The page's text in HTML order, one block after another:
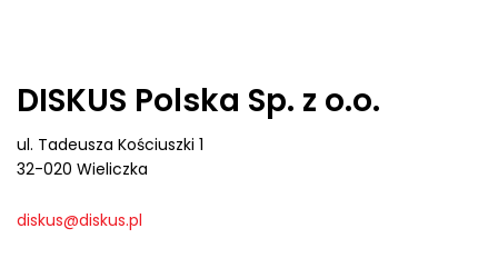
DISKUS Polska Sp. z o.o.
ul. Tadeusza Kościuszki 1
32-020 Wieliczka
diskus@diskus.pl